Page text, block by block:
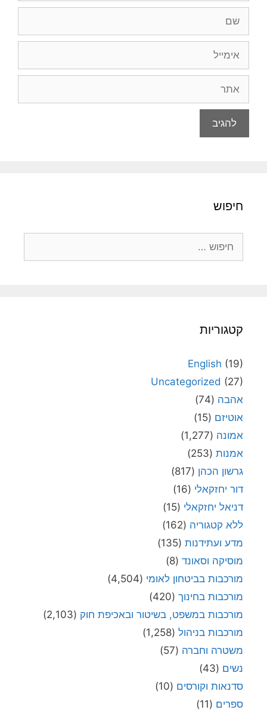
חיפוש
קטגוריות
English (19)
Uncategorized (27)
אהבה (74)
אוטיזם (15)
אמונה (1,277)
אמנות (253)
גרשון הכהן (817)
דור יחזקאלי (16)
דניאל יחזקאלי (15)
ללא קטגוריה (162)
מדע ועתידנות (135)
מוסיקה וסאונד (8)
מורכבות בביטחון לאומי (4,504)
מורכבות בחינוך (420)
מורכבות במשפט, בשיטור ובאכיפת חוק (2,103)
מורכבות בניהול (1,258)
משטרה וחברה (57)
נשים (43)
סדנאות וקורסים (10)
ספרים (11)